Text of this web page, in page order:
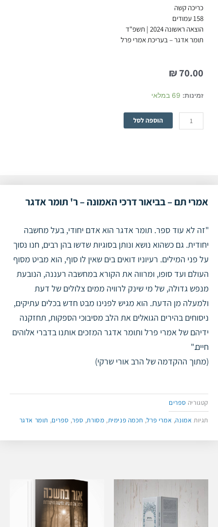
כריכה קשה
158 עמודים
הוצאה ראשונה 2024 | תשפ"ד
תומר אדגר – בעריכת אמרי פרל
₪70.00
זמינות: 69 במלאי
כמות
תם
תומר
הוספה לסל
המחיר
המקורי
היה:
המחיר
אמרי תם – בביאור דרכי האמונה – ר' תומר אדגר
"זה לא עוד ספר. תומר אדגר הוא אדם יחודי, בעל מחשבה
יחודית. גם כשהוא נושא ונותן בסוגיות שדשו בהן רבים, חנו נסוך
על פני המילים. רעיוניו דואים בים שאין לו סוף, הוא מביט מסוף
העולם ועד סופו, ומרווה את הקורא במחשבה רעננה, הנובעת
מנפש גדולה, של מי שינק לרוויה ממים צלולים של דעת
ולמעלה מן הדעת. הוא מגיש לפנינו מבט חדש בכלים עתיקים,
ניסוחים בהירים הגואלים את הלב מסיבוכי הספקות, תחזקנה
ידיהם של אמרי פרל ותומר אדגר המזכים אותנו בדברי אלוהים
חיים."
(מתוך ההקדמה של הרב אורי שרקי)
קטגוריה ספרים
תגיות אמונה, אמרי פרל, חכמה פנימית, מסורת, ספר, ספרים, תומר אדגר